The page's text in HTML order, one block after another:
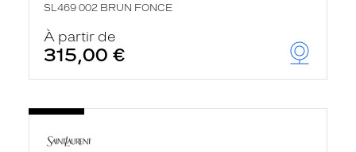
SL469 002 BRUN FONCE
À partir de
315,00 €